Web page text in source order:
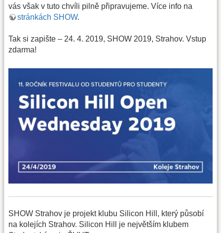
vás však v tuto chvíli pilně připravujeme. Více info na
stránkách SHOW.
Tak si zapište – 24. 4. 2019, SHOW 2019, Strahov. Vstup
zdarma!
SHOW Strahov je projekt klubu Silicon Hill, který působí
na kolejích Strahov. Silicon Hill je největším klubem